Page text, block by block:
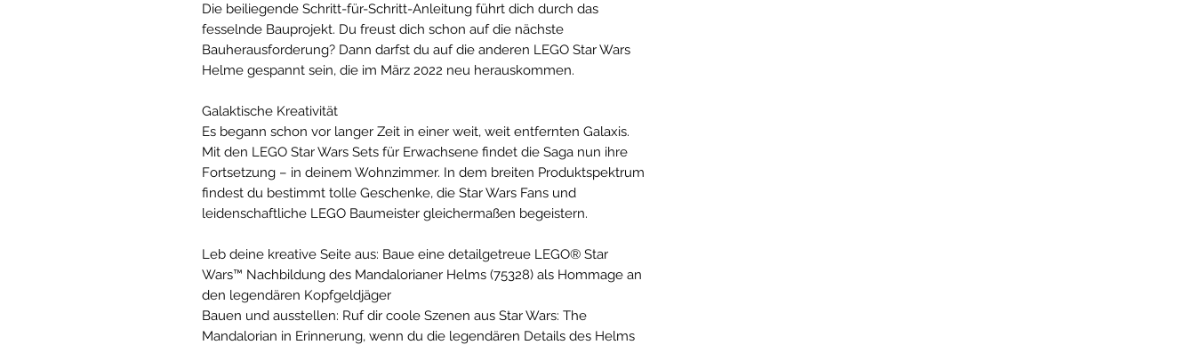
Die beiliegende Schritt-für-Schritt-Anleitung führt dich durch das
fesselnde Bauprojekt. Du freust dich schon auf die nächste
Bauherausforderung? Dann darfst du auf die anderen LEGO Star Wars
Helme gespannt sein, die im März 2022 neu herauskommen.
Galaktische Kreativität
Es begann schon vor langer Zeit in einer weit, weit entfernten Galaxis.
Mit den LEGO Star Wars Sets für Erwachsene findet die Saga nun ihre
Fortsetzung – in deinem Wohnzimmer. In dem breiten Produktspektrum
findest du bestimmt tolle Geschenke, die Star Wars Fans und
leidenschaftliche LEGO Baumeister gleichermaßen begeistern.
Leb deine kreative Seite aus: Baue eine detailgetreue LEGO® Star
Wars™ Nachbildung des Mandalorianer Helms (75328) als Hommage an
den legendären Kopfgeldjäger
Bauen und ausstellen: Ruf dir coole Szenen aus Star Wars: The
Mandalorian in Erinnerung, wenn du die legendären Details des Helms